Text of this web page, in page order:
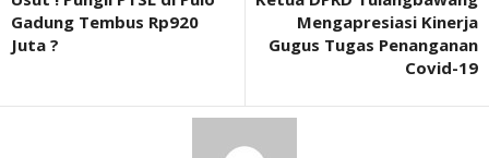
Gadung Tembus Rp920
Juta ?
Mengapresiasi Kinerja
Gugus Tugas Penanganan
Covid-19